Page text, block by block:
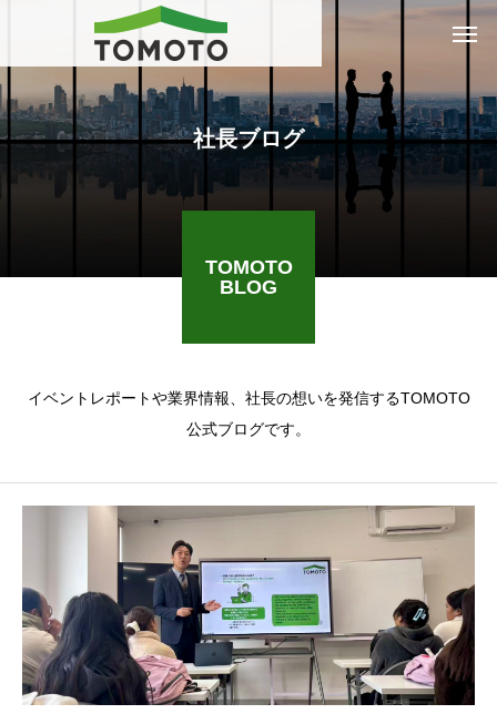
社長ブログ
TOMOTO
BLOG
イベントレポートや業界情報、社長の想いを発信するTOMOTO
公式ブログです。